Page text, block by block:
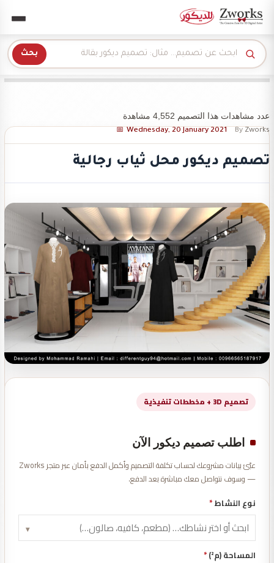
عدد مشاهدات هذا التصميم 4,552 مشاهدة
Wednesday, 20 January 2021 By Zworks
تصميم ديكور محل ثياب رجالية
تصميم 3D + مخططات تنفيذية
اطلب تصميم ديكور الآن
عبّئ بيانات مشروعك لحساب تكلفة التصميم وأكمل الدفع بأمان عبر متجر Zworks
— وسوف نتواصل معك مباشرة بعد الدفع.
نوع النشاط*
▾
المساحة (م²) *
Zworks للديكور
بحث